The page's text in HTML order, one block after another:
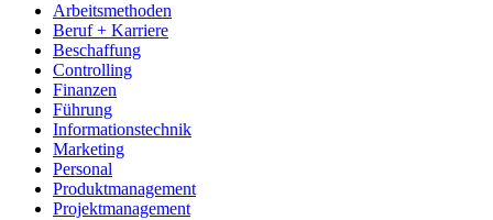
Arbeitsmethoden
Beruf + Karriere
Beschaffung
Controlling
Finanzen
Führung
Informationstechnik
Marketing
Personal
Produktmanagement
Projektmanagement